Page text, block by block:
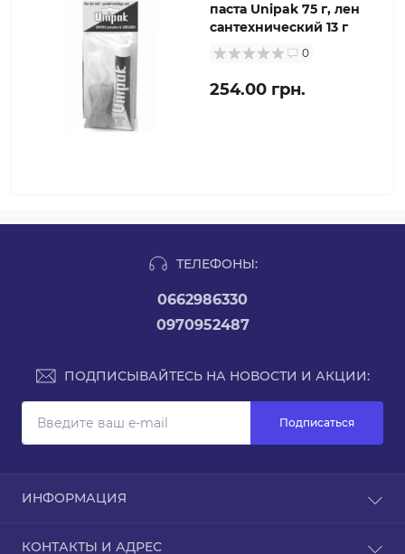
паста Unipak 75 г, лен
сантехнический 13 г
0
254.00 грн.
ТЕЛЕФОНЫ:
0662986330
0970952487
ПОДПИСЫВАЙТЕСЬ НА НОВОСТИ И АКЦИИ:
Подписаться
ИНФОРМАЦИЯ
КОНТАКТЫ И АДРЕС